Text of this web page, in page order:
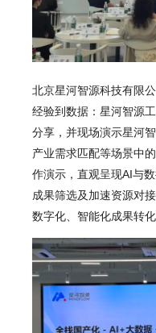
北京星河智源科技有限
经验到数据：星河智源
分享，并现场演示星河
产业需求匹配等场景中
作演示，直观呈现AI与
成果筛选及加速资源对
数字化、智能化成果转